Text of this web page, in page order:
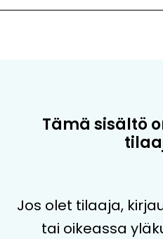
Tämä sisältö
Jos olet tilaaja,
tai oikeassa